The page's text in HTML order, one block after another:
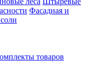
Фасадная и
товаров